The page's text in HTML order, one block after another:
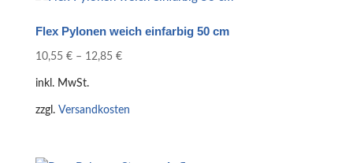
Flex Pylonen weich einfarbig 50 cm
10,55 €– 12,85 €
inkl. MwSt.
zzgl. Versandkosten